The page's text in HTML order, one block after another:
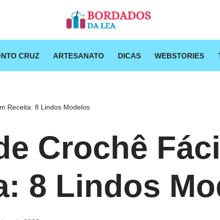
CRUZ ARTESANATO DICAS WEBSTORIES
Receita: 8 Lindos Modelos
Crochê
8 Lindos